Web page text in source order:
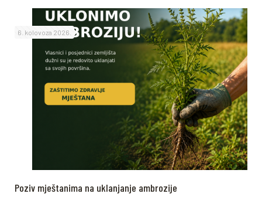
6. kolovoza 2026.
Poziv mještanima na uklanjanje ambrozije